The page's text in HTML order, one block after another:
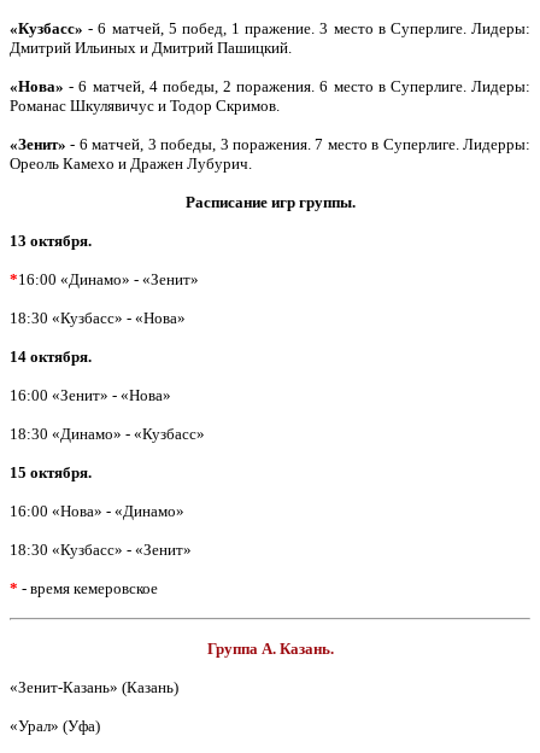
«Кузбасс» - 6 матчей, 5 побед, 1 пражение. 3 место в Суперлиге. Лидеры:
Дмитрий Ильиных и Дмитрий Пашицкий.
«Нова» - 6 матчей, 4 победы, 2 поражения. 6 место в Суперлиге. Лидеры:
Романас Шкулявичус и Тодор Скримов.
«Зенит» - 6 матчей, 3 победы, 3 поражения. 7 место в Суперлиге. Лидерры:
Ореоль Камехо и Дражен Лубурич.
Расписание игр группы.
13 октября.
*16:00 «Динамо» - «Зенит»
18:30 «Кузбасс» - «Нова»
14 октября.
16:00 «Зенит» - «Нова»
18:30 «Динамо» - «Кузбасс»
15 октября.
16:00 «Нова» - «Динамо»
18:30 «Кузбасс» - «Зенит»
* - время кемеровское
Группа А. Казань.
«Зенит-Казань» (Казань)
«Урал» (Уфа)